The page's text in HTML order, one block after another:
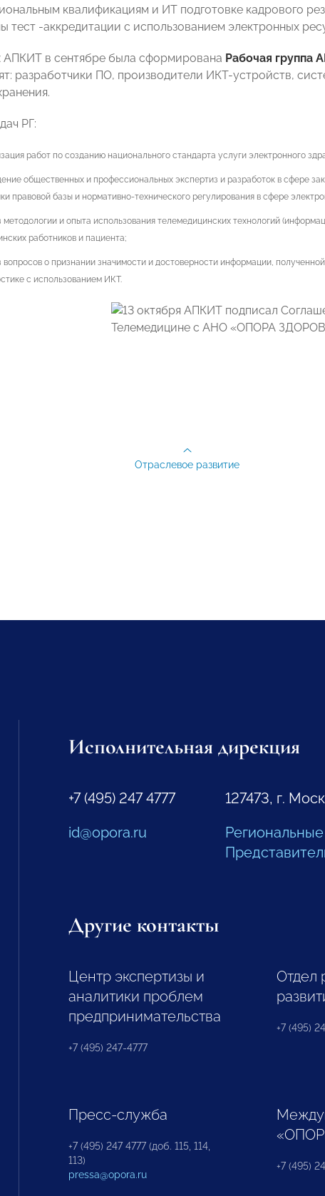
квалификациям и ИТ подготовке кадрового
тест -аккредитации с использованием электронных
АПКИТ в сентябре была сформирована Рабочая группа
разработчики ПО, производители ИКТ-устройств,
РГ:
работ по созданию национального стандарта услуги электронного
общественных и профессиональных экспертиз и разработок в сфере
правовой базы и нормативно-технического регулирования в сфере
методологии и опыта использования телемедицинских технологий
работников и пациента;
вопросов о признании значимости и достоверности информации,
с использованием ИКТ.
Отраслевое развитие
Исполнительная дирекция
+7 (495) 247 4777
id@opora.ru
127473, г.
Другие контакты
Центр экспертизы и
аналитики проблем
предпринимательства
+7 (495) 247-4777
Отдел
+7 (495)
Пресс-служба
+7 (495) 247 4777 (доб. 115, 114,
113)
pressa@opora.ru
+7 (495)